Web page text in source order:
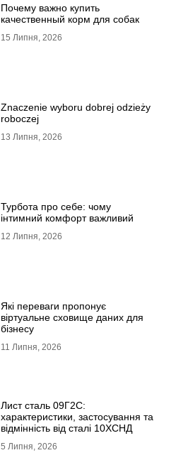
Почему важно купить
качественный корм для собак
15 Липня, 2026
Znaczenie wyboru dobrej odzieży
roboczej
13 Липня, 2026
Турбота про себе: чому
інтимний комфорт важливий
12 Липня, 2026
Які переваги пропонує
віртуальне сховище даних для
бізнесу
11 Липня, 2026
Лист сталь 09Г2С:
характеристики, застосування та
відмінність від сталі 10ХСНД
5 Липня, 2026